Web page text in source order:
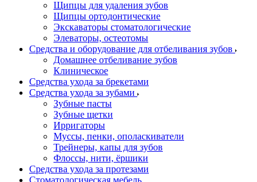
Щипцы для удаления зубов
Щипцы ортодонтические
Экскаваторы стоматологические
Элеваторы, остеотомы
Средства и оборудование для отбеливания зубов
Домашнее отбеливание зубов
Клиническое
Средства ухода за брекетами
Средства ухода за зубами
Зубные пасты
Зубные щетки
Ирригаторы
Муссы, пенки, ополаскиватели
Трейнеры, капы для зубов
Флоссы, нити, ёршики
Средства ухода за протезами